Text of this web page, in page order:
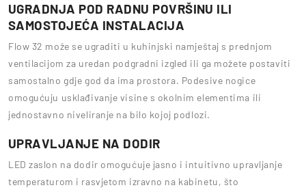
UGRADNJA POD RADNU POVRŠINU ILI
SAMOSTOJEĆA INSTALACIJA
Flow 32 može se ugraditi u kuhinjski namještaj s prednjom
ventilacijom za uredan podgradni izgled ili ga možete postaviti
samostalno gdje god da ima prostora. Podesive nogice
omogućuju usklađivanje visine s okolnim elementima ili
jednostavno niveliranje na bilo kojoj podlozi.
UPRAVLJANJE NA DODIR
LED zaslon na dodir omogućuje jasno i intuitivno upravljanje
temperaturom i rasvjetom izravno na kabinetu, što